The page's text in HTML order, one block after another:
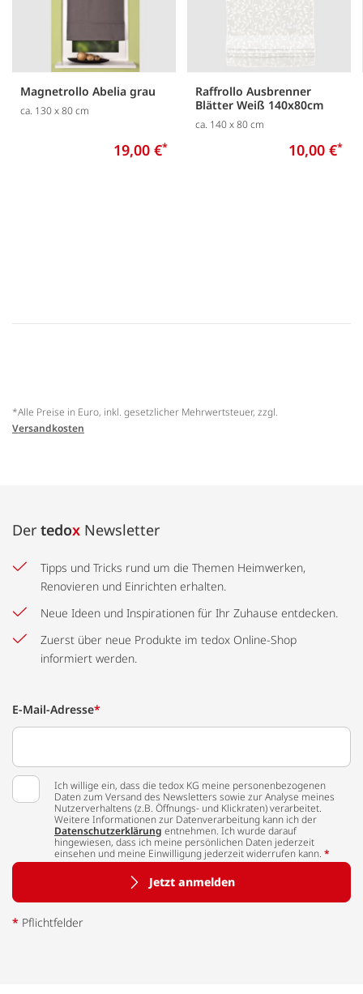
Magnetrollo Abelia grau
ca. 130 x 80 cm
19,00 €*
Raffrollo Ausbrenner
Blätter Weiß 140x80cm
ca. 140 x 80 cm
10,00 €*
*Alle Preise in Euro, inkl. gesetzlicher Mehrwertsteuer, zzgl.
Versandkosten
Der tedox Newsletter
Tipps und Tricks rund um die Themen Heimwerken,
Renovieren und Einrichten erhalten.
Neue Ideen und Inspirationen für Ihr Zuhause entdecken.
Zuerst über neue Produkte im tedox Online-Shop
informiert werden.
E-Mail-Adresse*
Ich willige ein, dass die tedox KG meine personenbezogenen
Daten zum Versand des Newsletters sowie zur Analyse meines
Nutzerverhaltens (z.B. Öffnungs- und Klickraten) verarbeitet.
Weitere Informationen zur Datenverarbeitung kann ich der
Datenschutzerklärung entnehmen. Ich wurde darauf
hingewiesen, dass ich meine persönlichen Daten jederzeit
einsehen und meine Einwilligung jederzeit widerrufen kann. *
Jetzt anmelden
* Pflichtfelder